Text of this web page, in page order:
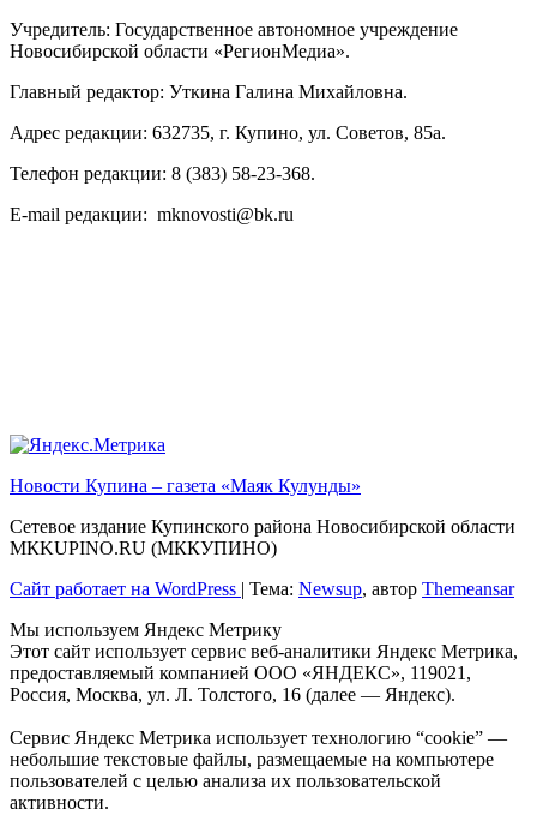
Учредитель: Государственное автономное учреждение
Новосибирской области «РегионМедиа».
Главный редактор: Уткина Галина Михайловна.
Адрес редакции: 632735, г. Купино, ул. Советов, 85а.
Телефон редакции: 8 (383) 58-23-368.
E-mail редакции: mknovosti@bk.ru
Новости Купина – газета «Маяк Кулунды»
Сетевое издание Купинского района Новосибирской области
МКKUPINO.RU (МККУПИНО)
Сайт работает на WordPress | Тема: Newsup, автор Themeansar
Мы используем Яндекс Метрику
Этот сайт использует сервис веб-аналитики Яндекс Метрика,
предоставляемый компанией ООО «ЯНДЕКС», 119021,
Россия, Москва, ул. Л. Толстого, 16 (далее — Яндекс).
Сервис Яндекс Метрика использует технологию “cookie” —
небольшие текстовые файлы, размещаемые на компьютере
пользователей с целью анализа их пользовательской
активности.